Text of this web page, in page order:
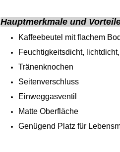
Hauptmerkmale und
Kaffeebeutel mit flachem
Feuchtigkeitsdicht,
Tränenknochen
Seitenverschluss
Einweggasventil
Matte Oberfläche
Genügend Platz für